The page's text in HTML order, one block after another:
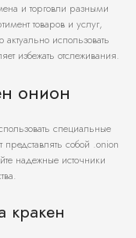
и торговли разными
товаров и услуг,
использовать
избежать отслеживания.
онион
специальные
представлять собой .onion
надежные источники
кракен